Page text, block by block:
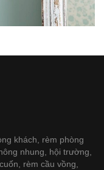
khách, rèm phòng
nhung, hội trường,
rèm cầu vồng,